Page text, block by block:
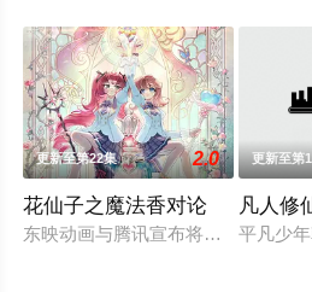
更新至第22集 2.0
花仙子之魔法香对论
东映动画与腾讯宣布将联手打造『
更新至第
凡人修
平凡少